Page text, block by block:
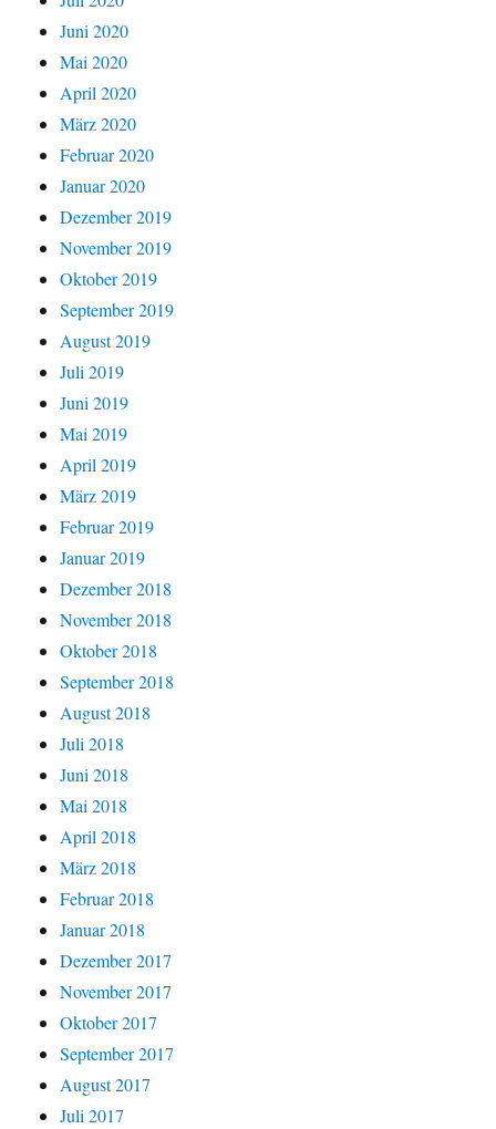
Juni 2020
Mai 2020
April 2020
März 2020
Februar 2020
Januar 2020
Dezember 2019
November 2019
Oktober 2019
September 2019
August 2019
Juli 2019
Juni 2019
Mai 2019
April 2019
März 2019
Februar 2019
Januar 2019
Dezember 2018
November 2018
Oktober 2018
September 2018
August 2018
Juli 2018
Juni 2018
Mai 2018
April 2018
März 2018
Februar 2018
Januar 2018
Dezember 2017
November 2017
Oktober 2017
September 2017
August 2017
Juli 2017